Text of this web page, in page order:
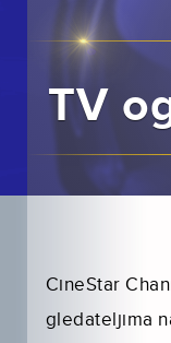
TV
CineStar
gledateljima